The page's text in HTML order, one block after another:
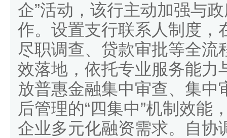
企”活动，该行主动加强与
作。设置支行联系人制度，
尽职调查、贷款审批等全流
效落地，依托专业服务能力
放普惠金融集中审查、集中
后管理的“四集中”机制效能
企业多元化融资需求。自协